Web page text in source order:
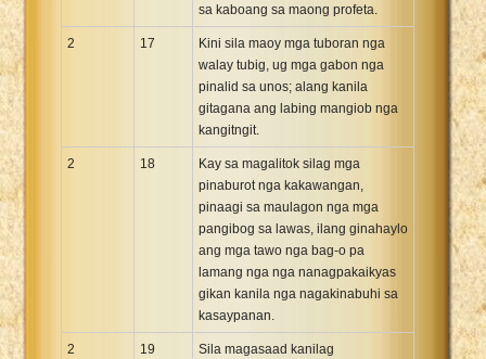
sa kaboang sa maong profeta.
2 17
Kini sila maoy mga tuboran nga
walay tubig, ug mga gabon nga
pinalid sa unos; alang kanila
gitagana ang labing mangiob nga
kangitngit.
2 18
Kay sa magalitok silag mga
pinaburot nga kakawangan,
pinaagi sa maulagon nga mga
pangibog sa lawas, ilang ginahaylo
ang mga tawo nga bag-o pa
lamang nga nga nanagpakaikyas
gikan kanila nga nagakinabuhi sa
kasaypanan.
2 19
Sila magasaad kanilag